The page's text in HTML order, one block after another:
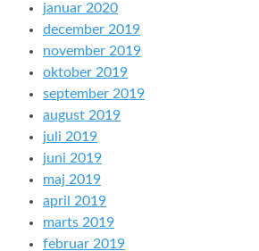
januar 2020
december 2019
november 2019
oktober 2019
september 2019
august 2019
juli 2019
juni 2019
maj 2019
april 2019
marts 2019
februar 2019